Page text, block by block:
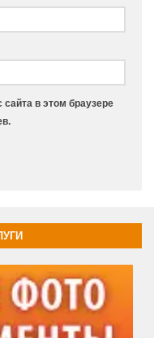
в этом браузере